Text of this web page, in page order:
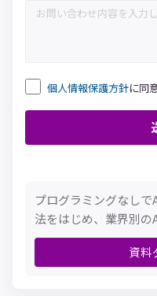
個人情報保護方針に同
プログラミングなし
法をはじめ、業界別
資料